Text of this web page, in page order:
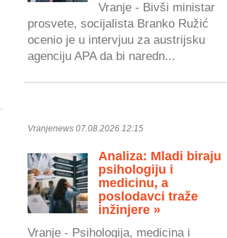
Vranje - Bivši ministar
prosvete, socijalista Branko Ružić
ocenio je u intervjuu za austrijsku
agenciju APA da bi naredn...
Vranjenews 07.08.2026 12:15
Analiza: Mladi biraju
psihologiju i
medicinu, a
poslodavci traže
inžinjere »
Vranje - Psihologija, medicina i